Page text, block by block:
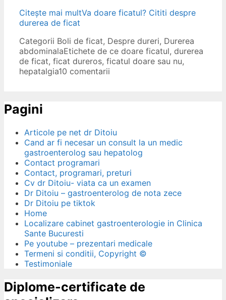
Citește mai multVa doare ficatul? Cititi despre
durerea de ficat
Categorii Boli de ficat, Despre dureri, Durerea
abdominalaEtichete de ce doare ficatul, durerea
de ficat, ficat dureros, ficatul doare sau nu,
hepatalgia10 comentarii
Pagini
Articole pe net dr Ditoiu
Cand ar fi necesar un consult la un medic
gastroenterolog sau hepatolog
Contact programari
Contact, programari, preturi
Cv dr Ditoiu- viata ca un examen
Dr Ditoiu – gastroenterolog de nota zece
Dr Ditoiu pe tiktok
Home
Localizare cabinet gastroenterologie in Clinica
Sante Bucuresti
Pe youtube – prezentari medicale
Termeni si conditii, Copyright ©
Testimoniale
Diplome-certificate de